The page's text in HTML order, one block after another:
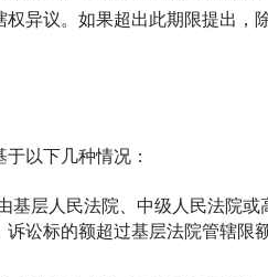
异议。如果超出此期限提出，
以下几种情况：
基层人民法院、中级人民法院
讼标的额超过基层法院管辖限